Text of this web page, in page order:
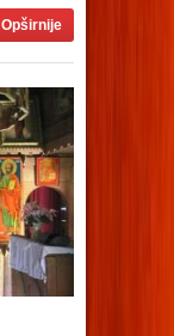
Opširnije